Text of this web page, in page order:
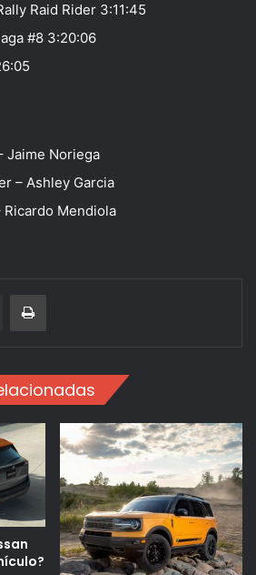
Raid Rider 3:11:45
#8 3:20:06
Jaime Noriega
– Ashley Garcia
Mendiola
Compartir por correo electrónicoImprimir